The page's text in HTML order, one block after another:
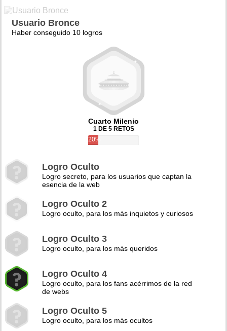
Usuario Bronce
Haber conseguido 10 logros
Cuarto Milenio
1 DE 5 RETOS
20%
Logro Oculto
Logro secreto, para los usuarios que captan la
esencia de la web
Logro Oculto 2
Logro oculto, para los más inquietos y curiosos
Logro Oculto 3
Logro oculto, para los más queridos
Logro Oculto 4
Logro oculto, para los fans acérrimos de la red
de webs
Logro Oculto 5
Logro oculto, para los más ocultos